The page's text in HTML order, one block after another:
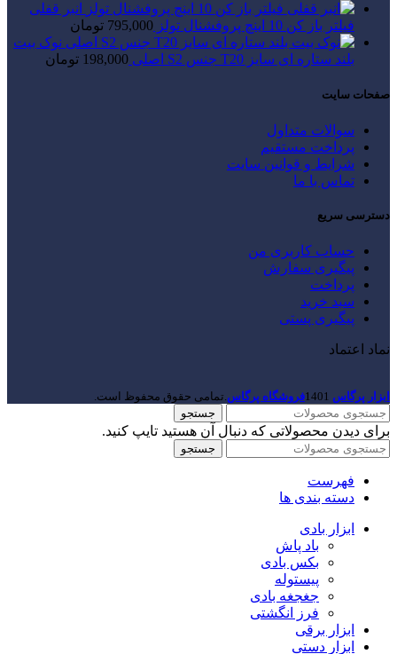
انبر قفلی
فیلتر باز کن 10 اینچ پروفشنال تولز
795,000 تومان
نوک بیت
بلند ستاره ای سایز T20 جنس S2 اصلی
198,000 تومان
صفحات سایت
سوالات متداول
پرداخت مستقیم
شرایط و قوانین سایت
تماس با ما
دسترسی سریع
حساب کاربری من
پیگیری سفارش
پرداخت
سبد خرید
پیگیری پستی
نماد اعتماد
ابزار پرگاس 1401فروشگاه پرگاس.تمامی حقوق محفوظ است.
جستجو
برای دیدن محصولاتی که دنبال آن هستید تایپ کنید.
جستجو
فهرست
دسته بندی ها
ابزار بادی
باد پاش
بکس بادی
پیستوله
جغجغه بادی
فرز انگشتی
ابزار برقی
ابزار دستی